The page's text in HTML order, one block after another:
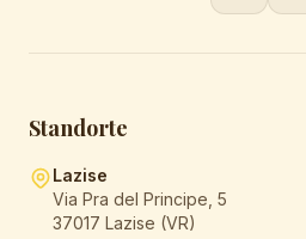
Standorte
Lazise
Via Pra del Principe, 5
37017 Lazise (VR)